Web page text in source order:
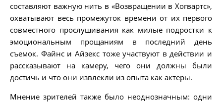
составляют важную нить в «Возвращении в Хогвартс»,
охватывают весь промежуток времени от их первого
совместного прослушивания как милые подростки к
эмоциональным прощаниям в последний день
съемок. Файнс и Айзекс тоже участвуют в действии и
рассказывают на камеру, чего они должны были
достичь и что они извлекли из опыта как актеры.
Мнение зрителей также было неоднозначным: одни